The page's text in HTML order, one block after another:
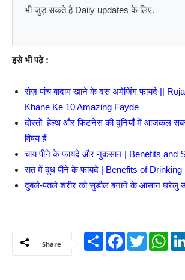
भी जुड़ सकते है Daily updates के लिए.
इसे भी पढ़े :
रोज़ पांच बादाम खाने के दस अमेजिंग फायदे ||
Khane Ke 10 Amazing Fayde
दोस्तों हेल्थ और फिटनेस की दुनियाँ में आजकल सबसे
विषय हैं
चाय पीने के फायदे और नुकसान | Benefits and
रात में दूध पीने के फायदे | Benefits of
दुबले-पतले शरीर को सुडौल बनाने के आसान घरेलु
Share
Share FacebookTwitter